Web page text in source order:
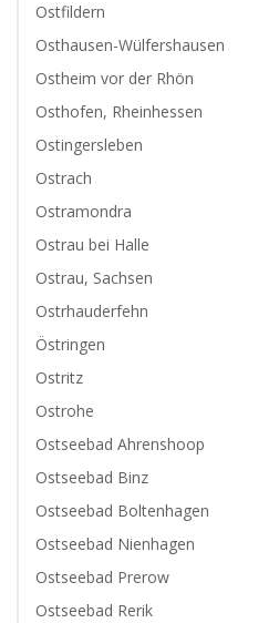
Ostfildern
Osthausen-Wülfershausen
Ostheim vor der Rhön
Osthofen, Rheinhessen
Ostingersleben
Ostrach
Ostramondra
Ostrau bei Halle
Ostrau, Sachsen
Ostrhauderfehn
Östringen
Ostritz
Ostrohe
Ostseebad Ahrenshoop
Ostseebad Binz
Ostseebad Boltenhagen
Ostseebad Nienhagen
Ostseebad Prerow
Ostseebad Rerik